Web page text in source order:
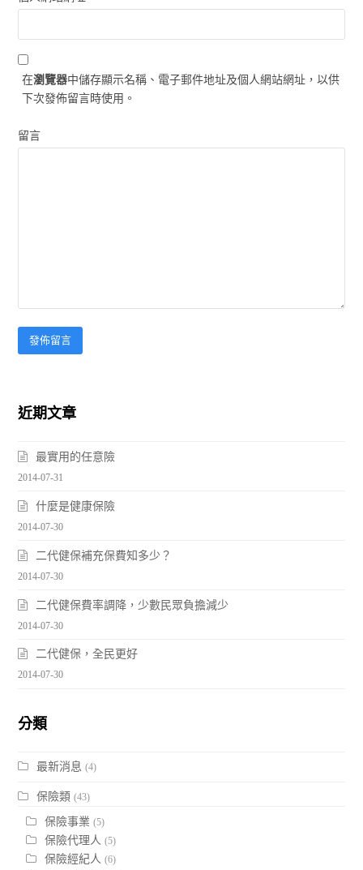
在瀏覽器中儲存顯示名稱、電子郵件地址及個人網站網址，以供
下次發佈留言時使用。
留言
近期文章
最實用的任意險
2014-07-31
什麼是健康保險
2014-07-30
二代健保補充保費知多少？
2014-07-30
二代健保費率調降，少數民眾負擔減少
2014-07-30
二代健保，全民更好
2014-07-30
分類
最新消息 (4)
保險類 (43)
保險事業 (5)
保險代理人 (5)
保險經紀人 (6)